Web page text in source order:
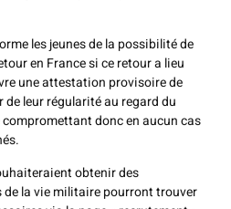
les jeunes de la possibilité de
en France si ce retour a lieu
une attestation provisoire de
leur régularité au regard du
donc en aucun cas
obtenir des
la vie militaire pourront trouver